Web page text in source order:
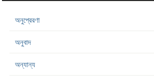
অনুপ্রেরণা
অনুবাদ
অন্যান্য